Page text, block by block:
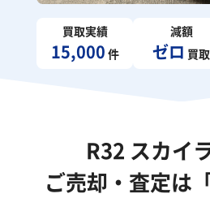
買取実績
15,000 件
減額
ゼロ 買取
R32 スカイ
ご売却・査定は